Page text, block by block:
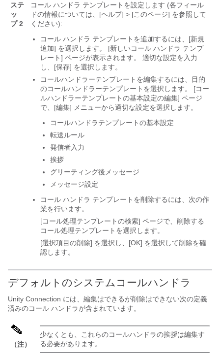
ステ
ッ
プ 2
コール ハンドラ テンプレートを設定します (各フィール
ドの情報については、[ヘルプ] > [このページ] を参照して
ください):
コール ハンドラ テンプレートを追加するには、[新規
追加] を選択します。 [新しいコール ハンドラ テンプ
レート] ページが表示されます。 適切な設定を入力
し、[保存] を選択します。
コールハンドラーテンプレートを編集するには、目的
のコールハンドラーテンプレートを選択します。 [コー
ルハンドラーテンプレートの基本設定の編集] ページ
で、[編集] メニューから適切な設定を選択します。
コールハンドラテンプレートの基本設定
転送ルール
発信者入力
挨拶
グリーティング後メッセージ
メッセージ設定
コール ハンドラ テンプレートを削除するには、次の作
業を行います。
[コール処理テンプレートの検索] ページで、削除する
コール処理テンプレートを選択します。
[選択項目の削除] を選択し、[OK] を選択して削除を確
認します。
デフォルトのシステムコールハンドラ
Unity Connection には、編集はできるが削除はできない次の定義
済みのコール ハンドラが含まれています。
（注）
少なくとも、これらのコールハンドラの挨拶は編集す
る必要があります。